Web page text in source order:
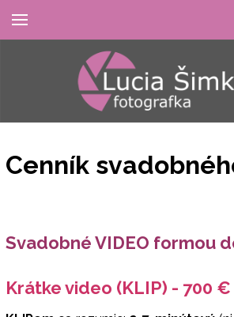
Cenník
Svadobné VIDEO formou
Krátke video (KLIP) - 700 €